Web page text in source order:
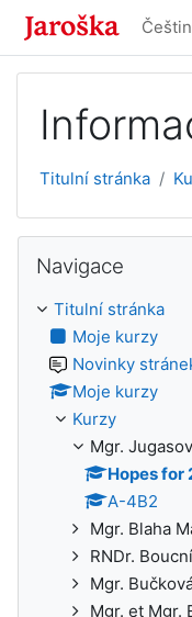
Přejít k hlavnímu obsahu
Titulní stránka
Navigace
Titulní stránka
Moje kurzy
Novinky
Moje kurzy
Kurzy
Mgr.
Hopes for
A-4B2
Mgr. Blaha
RNDr.
Mgr.
Mgr. et Mgr.